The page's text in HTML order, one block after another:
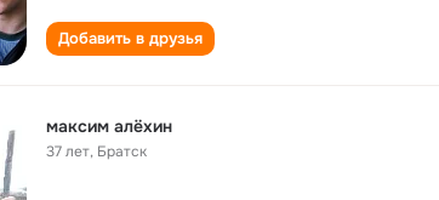
Добавить в друзья
максим алёхин
37 лет, Братск